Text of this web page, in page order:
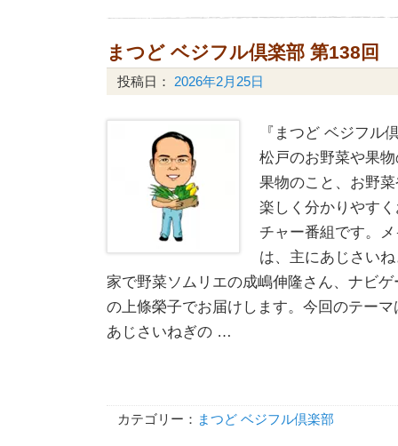
まつど ベジフル倶楽部 第138回
投稿日： 2026年2月25日
『まつど ベジフル
松戸のお野菜や果
果物のこと、お野
楽しく分かりやす
チャー番組です。
は、主にあじさい
家で野菜ソムリエの成嶋伸隆さん、ナビ
の上條榮子でお届けします。今回のテー
あじさいねぎの …
カテゴリー： まつど ベジフル倶楽部